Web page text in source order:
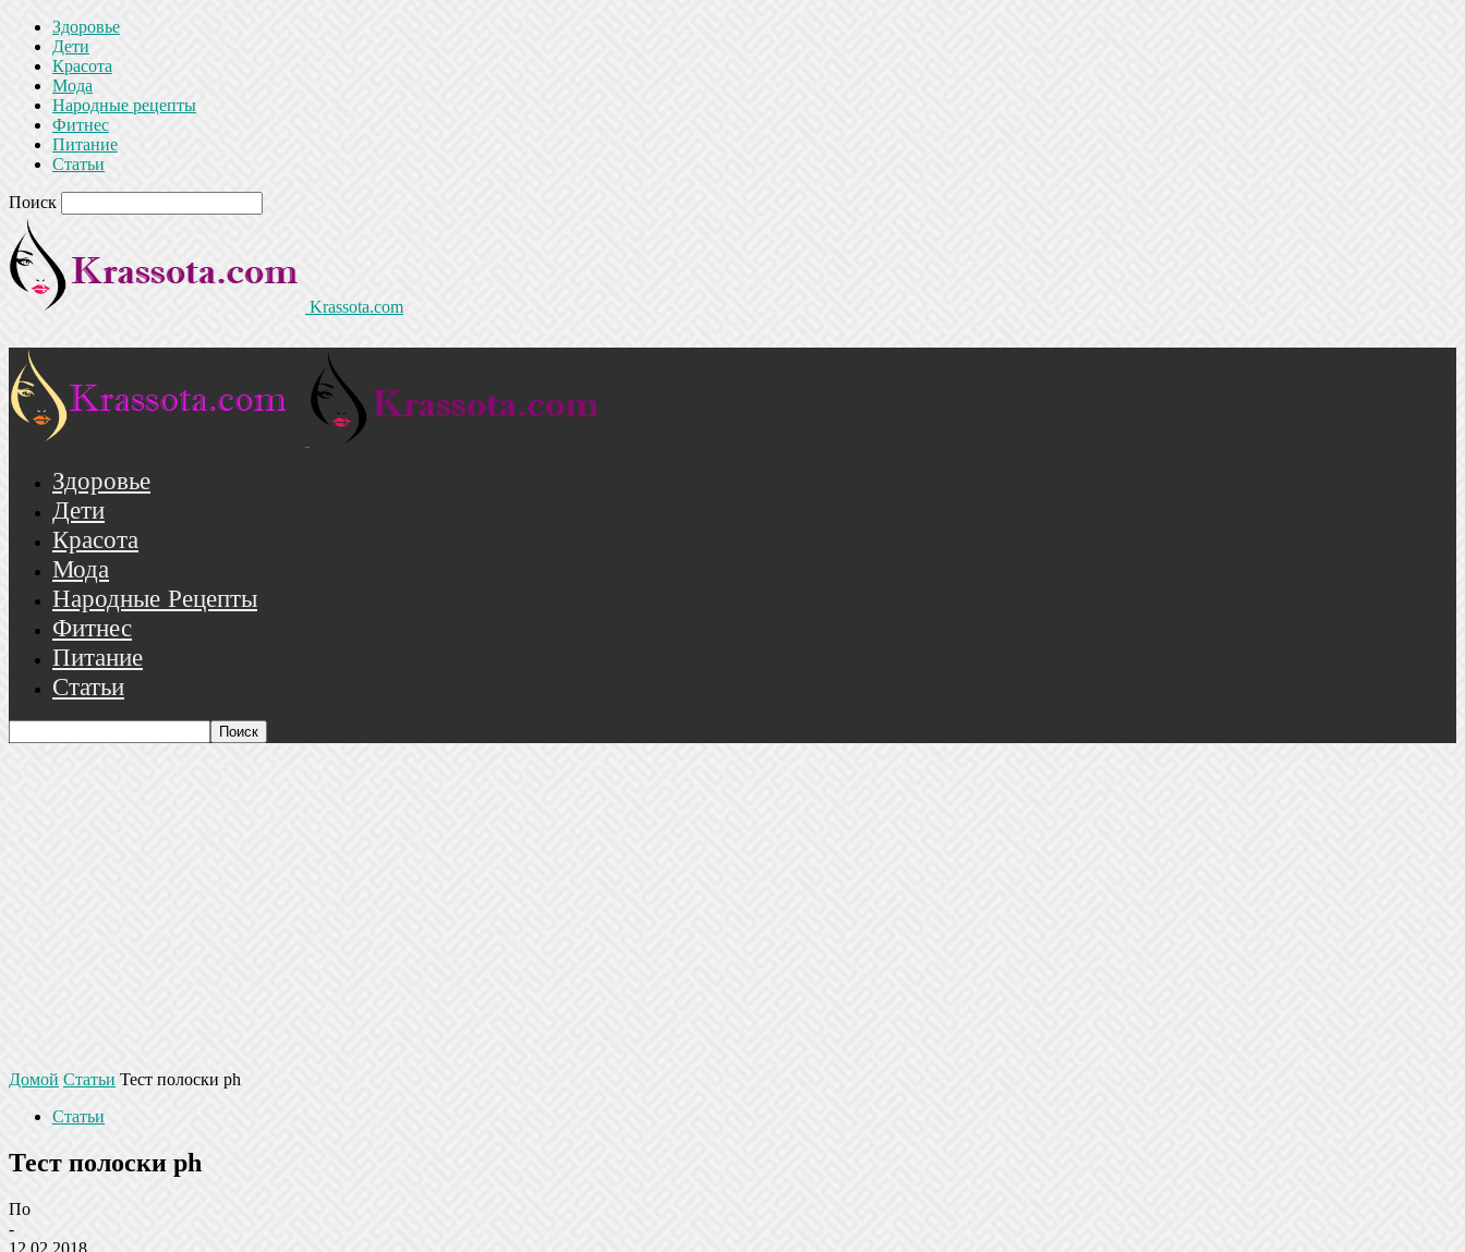
Здоровье
Дети
Красота
Мода
Народные рецепты
Фитнес
Питание
Статьи
Поиск
Krassota.com
Здоровье
Дети
Красота
Мода
Народные Рецепты
Фитнес
Питание
Статьи
Домой Статьи Тест полоски ph
Статьи
Тест полоски ph
По
-
12.02.2018